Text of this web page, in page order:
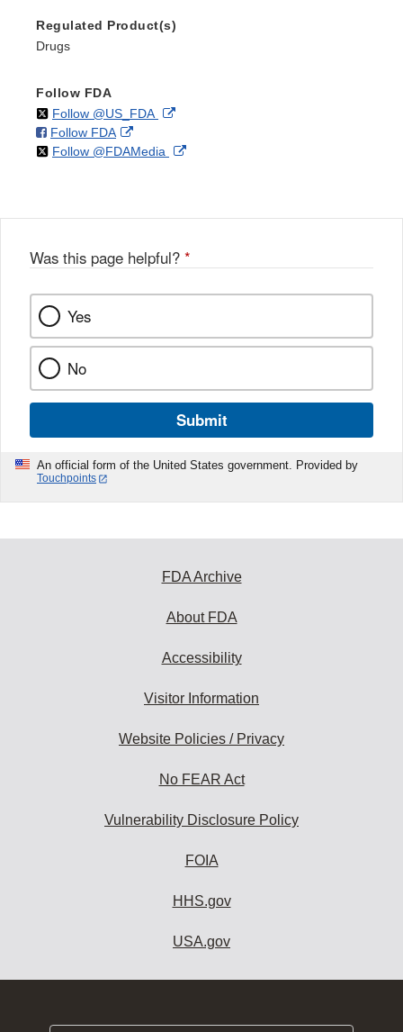
Regulated Product(s)
Drugs
Follow FDA
Follow @US_FDAon External
Disclaimer
Follow FDAon
Facebook
External
Link
Follow @FDAMedia on External
Was this page helpful? *
Yes
No
Submit
An official form of the United States government. Provided by
Touchpoints
FDA Archive
About FDA
Accessibility
Visitor Information
Website Policies / Privacy
No FEAR Act
Vulnerability Disclosure Policy
FOIA
HHS.gov
USA.gov